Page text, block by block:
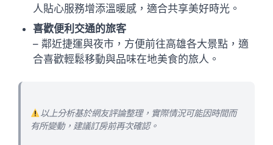
人貼心服務增添溫暖感，適合共享美好時光。
喜歡便利交通的旅客
– 鄰近捷運與夜市，方便前往高雄各大景點，適
合喜歡輕鬆移動與品味在地美食的旅人。
以上分析基於網友評論整理，實際情況可能因時間而
有所變動，建議訂房前再次確認。